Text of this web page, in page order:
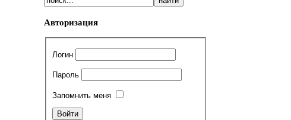
Авторизация
Логин
Пароль
Запомнить меня